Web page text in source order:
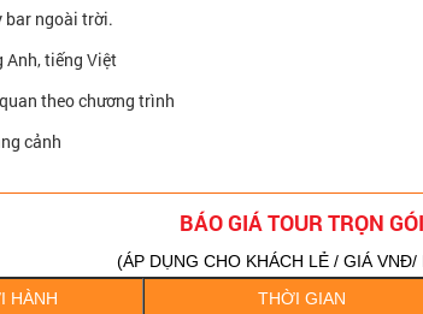
bar ngoài trời.
Anh, tiếng Việt
theo chương trình
cảnh
BÁO GIÁ TOUR TRỌN GÓI
(ÁP DỤNG CHO KHÁCH LẺ / GIÁ
HÀNH
THỜI GIAN